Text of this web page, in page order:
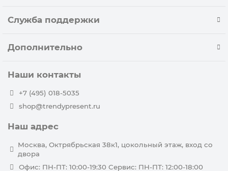
Служба поддержки
Дополнительно
Наши контакты
+7 (495) 018-5035
shop@trendypresent.ru
Наш адрес
Москва, Октрябрьская 38к1, цокольный этаж, вход со
двора
Офис: ПН-ПТ: 10:00-19:30 Сервис: ПН-ПТ: 12:00-18:00